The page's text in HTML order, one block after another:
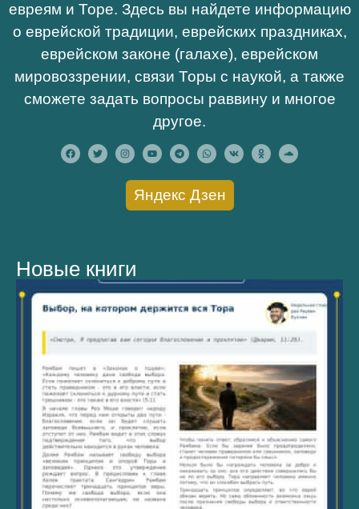
евреям и Торе. Здесь вы найдете информацию
о еврейской традиции, еврейских праздниках,
еврейском законе (галахе), еврейском
мировоззрении, связи Торы с наукой, а также
сможете задать вопросы раввину и многое
другое.
Яндекс Дзен
Новые книги